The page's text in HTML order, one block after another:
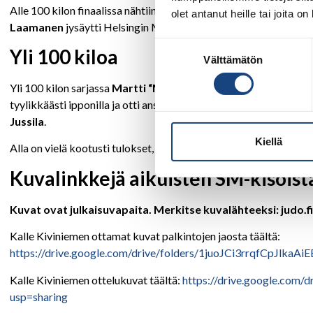
olet antanut heille tai joita
Välttämätön
Kiellä
Alle 100 kilon finaalissa nähtiin yksi kisojen komeimpia
Laamanen jysäytti Helsingin Meido-kanin
Yli 100 kiloa
Yli 100 kilon sarjassa Martti “Marde” Puumalainen
otti
tyylikkäästi ipponilla ja otti ansaitun suomenmestaruuden.
Jussila.
Alla on vielä kootusti tulokset, jotka löytyvät Judokisa-
Kuvalinkkejä aikuisten SM-
Kuvat ovat julkaisuvapaita. Merkitse kuvalähteeksi:
Kalle Kiviniemen ottamat kuvat palkintojen jaosta täältä:
https://drive.google.com/drive/folders/
Kalle Kiviniemen ottelukuvat täältä: https://drive.google.com/
usp=sharing